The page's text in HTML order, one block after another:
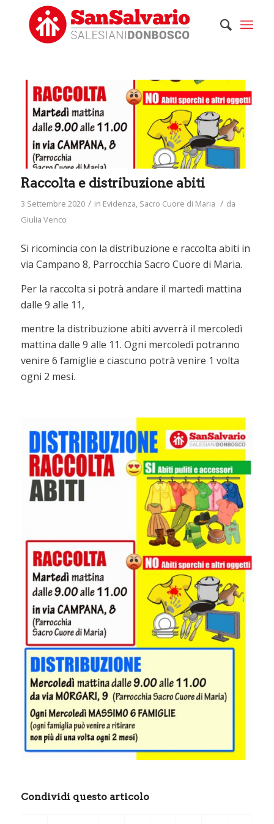
Raccolta e distribuzione abiti
3 Settembre 2020 / in Evidenza, Sacro Cuore di Maria / da
Giulia Venco
Si ricomincia con la distribuzione e raccolta abiti in
via Campano 8, Parrocchia Sacro Cuore di Maria.
Per la raccolta si potrà andare il martedì mattina
dalle 9 alle 11,
mentre la distribuzione abiti avverrà il mercoledì
mattina dalle 9 alle 11. Ogni mercoledì potranno
venire 6 famiglie e ciascuno potrà venire 1 volta
ogni 2 mesi.
Condividi questo articolo